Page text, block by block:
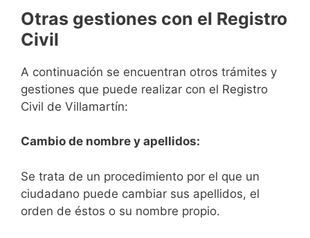
Otras gestiones con el Registro
Civil
A continuación se encuentran otros trámites y
gestiones que puede realizar con el Registro
Civil de Villamartín:
Cambio de nombre y apellidos:
Se trata de un procedimiento por el que un
ciudadano puede cambiar sus apellidos, el
orden de éstos o su nombre propio.